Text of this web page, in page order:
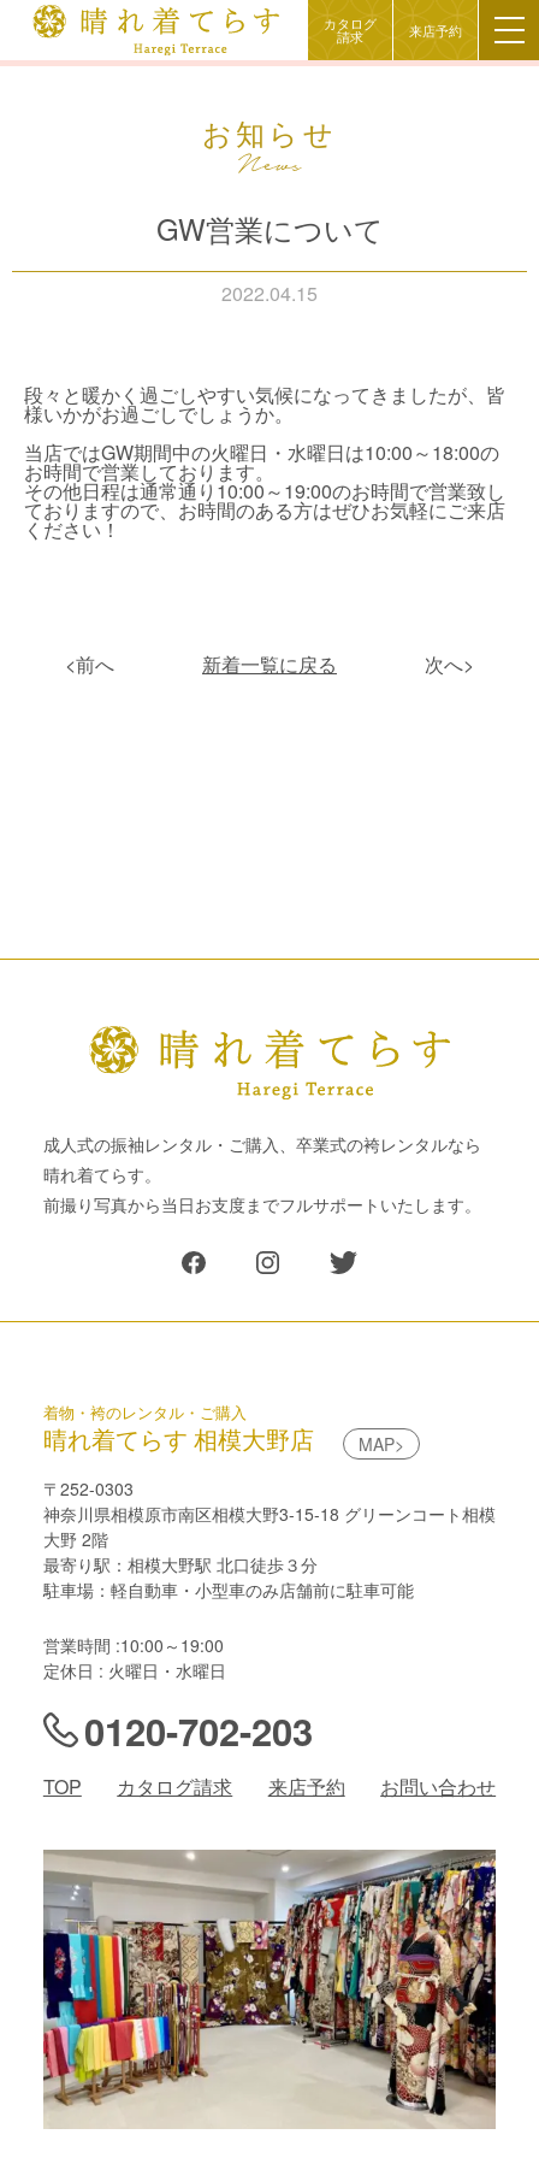
カタログ
請求 来店予約
お知らせ
GW営業について
2022.04.15
段々と暖かく過ごしやすい気候になってきましたが、皆
様いかがお過ごしでしょうか。
当店ではGW期間中の火曜日・水曜日は10:00～18:00の
お時間で営業しております。
その他日程は通常通り10:00～19:00のお時間で営業致し
ておりますので、お時間のある方はぜひお気軽にご来店
ください！
<前へ 新着一覧に戻る 次へ>
成人式の振袖レンタル・ご購入、卒業式の袴レンタルなら
晴れ着てらす。
前撮り写真から当日お支度までフルサポートいたします。
着物・袴のレンタル・ご購入
晴れ着てらす 相模大野店
MAP>
〒252-0303
神奈川県相模原市南区相模大野3-15-18 グリーンコート相模
大野 2階
最寄り駅：相模大野駅 北口徒歩３分
駐車場：軽自動車・小型車のみ店舗前に駐車可能
営業時間 :10:00～19:00
定休日 : 火曜日・水曜日
0120-702-203
TOP カタログ請求 来店予約 お問い合わせ